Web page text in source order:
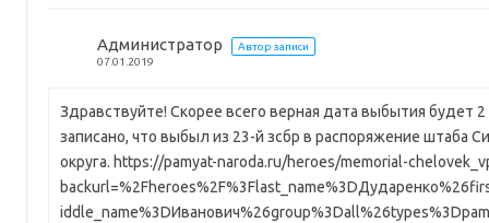
Администратор
Автор записи
07.01.2019
Здравствуйте! Скорее всего верная дата выбытия будет 2
записано, что выбыл из 23-й зсбр в распоряжение штаба
округа. https://pamyat-naroda.ru/heroes/memorial-